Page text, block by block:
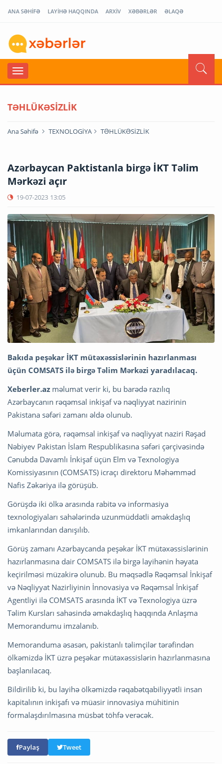
ANA SƏHİFƏ LAYİHƏ HAQQINDA ARXİV XƏBƏRLƏR ƏLAQƏ
TƏHLÜKƏSİZLİK
Ana Səhifə TEXNOLOGİYA TƏHLÜKƏSİZLİK
Azərbaycan Paktistanla birgə İKT Təlim
Mərkəzi açır
19-07-2023 13:05
Bakıda peşəkar İKT mütəxəssislərinin hazırlanması
üçün COMSATS ilə birgə Təlim Mərkəzi yaradılacaq.
Xeberler.az məlumat verir ki, bu barədə razılıq
Azərbaycanın rəqəmsal inkişaf və nəqliyyat nazirinin
Pakistana səfəri zamanı əldə olunub.
Məlumata görə, rəqəmsal inkişaf və nəqliyyat naziri Rəşad
Nəbiyev Pakistan İslam Respublikasına səfəri çərçivəsində
Cənubda Davamlı İnkişaf üçün Elm və Texnologiya
Komissiyasının (COMSATS) icraçı direktoru Məhəmməd
Nafis Zəkəriya ilə görüşüb.
Görüşdə iki ölkə arasında rabitə və informasiya
texnologiyaları sahələrində uzunmüddətli əməkdaşlıq
imkanlarından danışılıb.
Görüş zamanı Azərbaycanda peşəkar İKT mütəxəssislərinin
hazırlanmasına dair COMSATS ilə birgə layihənin həyata
keçirilməsi müzakirə olunub. Bu məqsədlə Rəqəmsal İnkişaf
və Nəqliyyat Nazirliyinin İnnovasiya və Rəqəmsal İnkişaf
Agentliyi ilə COMSATS arasında İKT və Texnologiya üzrə
Təlim Kursları sahəsində əməkdaşlıq haqqında Anlaşma
Memorandumu imzalanıb.
Memoranduma əsasən, pakistanlı təlimçilər tərəfindən
ölkəmizdə İKT üzrə peşəkar mütəxəssislərin hazırlanmasına
başlanılacaq.
Bildirilib ki, bu layihə ölkəmizdə rəqabətqabiliyyətli insan
kapitalının inkişafı və müasir innovasiya mühitinin
formalaşdırılmasına müsbət töhfə verəcək.
Paylaş Tweet